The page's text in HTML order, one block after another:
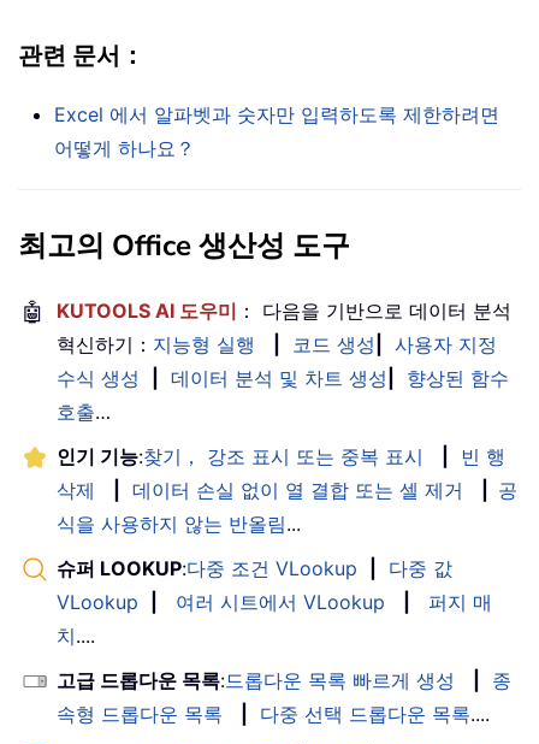
관련 문서：
Excel 에서 알파벳과 숫자만 입력하도록 제한하려면
어떻게 하나요？
최고의 Office 생산성 도구
🤖 KUTOOLS AI 도우미 ： 다음을 기반으로 데이터 분석
혁신하기： 지능형 실행 코드 생성
사용자 지정
수식 생성
데이터 분석 및 차트 생성
향상된 함수
호출…
인기 기능:찾기， 강조 표시 또는 중복 표시
빈 행
삭제
데이터 손실 없이 열 결합 또는 셀 제거
공
식을 사용하지 않는 반올림...
슈퍼 LOOKUP:다중 조건 VLookup
다중 값
VLookup
여러 시트에서 VLookup
퍼지 매
치....
고급 드롭다운 목록:드롭다운 목록 빠르게 생성
종
속형 드롭다운 목록
다중 선택 드롭다운 목록....